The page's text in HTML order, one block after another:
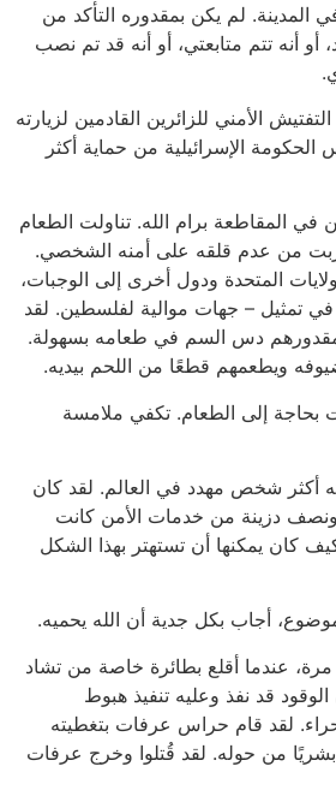
المدينة. لم يكن بمقدوره التأكد من
أو أنه تتم متابعتي، أو أنه قد تم نصب
الأمني للزائرين القادمين لزيارته
الإسرائيلية من حماية أكثر
في المقاطعة برام الله. تناولت الطعام
من عدم قلقه على أمنه الشخصي.
المتحدة ودول أخرى إلى الوجبات،
في تمثيل – جهات موالية لفلسطين. لقد
دس السم في طعامه بسهولة.
ويطعمهم قطعًا من اللحم بيديه.
بحاجة إلى الطعام. تكفي ملامسة
أكثر شخص مهدد في العالم. لقد كان
ونصف دزينة من خدمات الأمن كانت
كان يمكنها أن تستهتر بهذا الشكل
أجاب بكل جدية أن الله يحميه.
مرة، عندما أقلع بطائرة خاصة من تشاد
الوقود قد نفذ وعليه تنفيذ هبوط
لقد قام حراس عرفات بتغطيته
بشريًا من حوله. لقد قُتلوا وخرج عرفات